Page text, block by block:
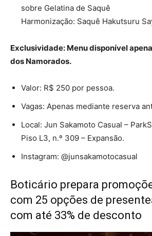
sobre Gelatina de Saquê
Harmonização: Saquê Hakutsuru
Exclusividade: Menu disponível
dos Namorados.
Valor: R$ 250 por pessoa.
Vagas: Apenas mediante reserva
Local: Jun Sakamoto Casual –
Piso L3, n.º 309 – Expansão.
Instagram: @junsakamotocasual
Boticário prepara
com 25 opções de
com até 33% de desconto